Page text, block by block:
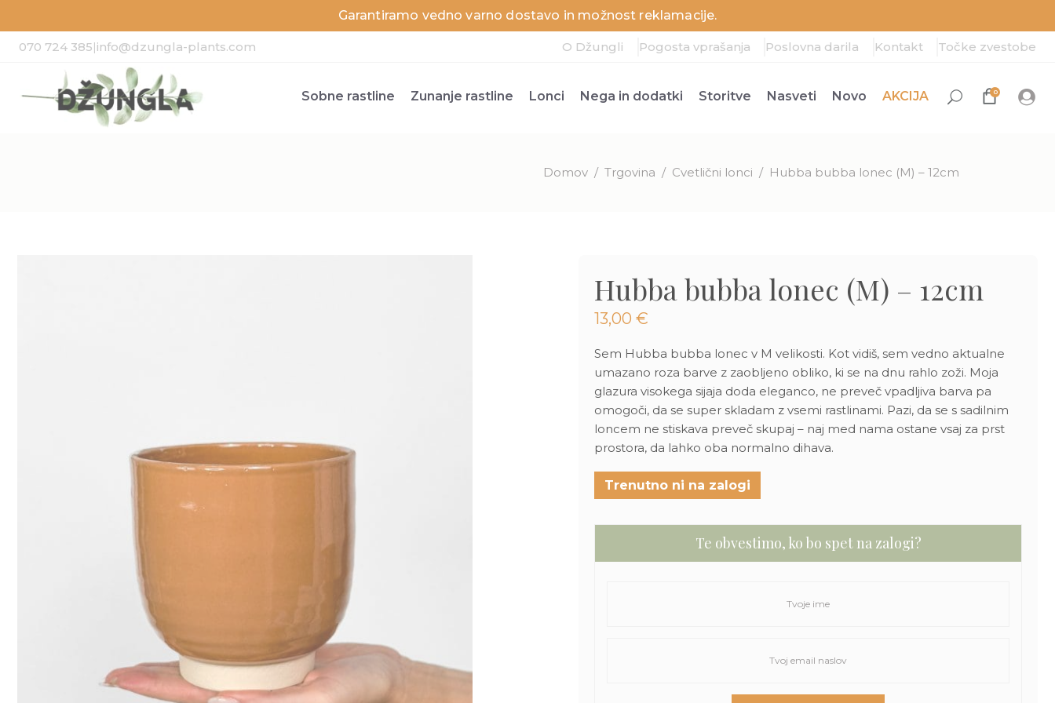
Garantiramo vedno varno dostavo in možnost reklamacije.
070 724 385|info@dzungla-plants.com O Džungli Pogosta vprašanja Poslovna darila Kontakt Točke zvestobe
Sobne rastline Zunanje rastline Lonci Nega in dodatki Storitve Nasveti Novo AKCIJA 0
Domov / Trgovina / Cvetlični lonci / Hubba bubba lonec (M) – 12cm
Hubba bubba lonec (M) – 12cm
13,00 €
Sem Hubba bubba lonec v M velikosti. Kot vidiš, sem vedno aktualne
umazano roza barve z zaobljeno obliko, ki se na dnu rahlo zoži. Moja
glazura visokega sijaja doda eleganco, ne preveč vpadljiva barva pa
omogoči, da se super skladam z vsemi rastlinami. Pazi, da se s sadilnim
loncem ne stiskava preveč skupaj – naj med nama ostane vsaj za prst
prostora, da lahko oba normalno dihava.
Trenutno ni na zalogi
Te obvestimo, ko bo spet na zalogi?